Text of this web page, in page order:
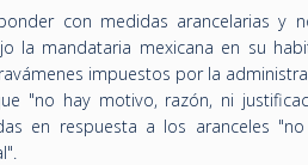
con medidas arancelarias y
la mandataria mexicana en su
impuestos por la
"no hay motivo, razón, ni
en respuesta a los aranceles